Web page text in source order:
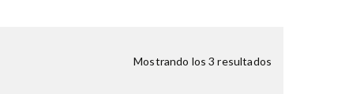
Mostrando los 3 resultados